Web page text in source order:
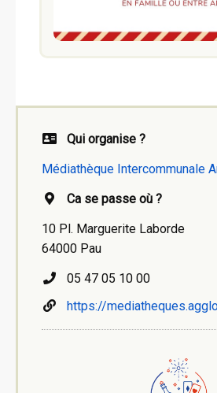
Qui organise ?
Médiathèque Intercommunale
Ca se passe où ?
10 Pl. Marguerite Laborde
64000 Pau
05 47 05 10 00
https://